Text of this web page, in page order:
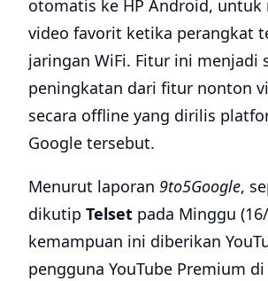
otomatis ke HP Android, untuk
video favorit ketika perangkat
jaringan WiFi. Fitur ini menjadi
peningkatan dari fitur nonton
secara offline yang dirilis
Google tersebut.
Menurut laporan 9to5Google,
dikutip Telset pada Minggu
kemampuan ini diberikan
pengguna YouTube Premium